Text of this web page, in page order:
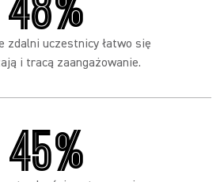
zdalni uczestnicy łatwo się
i tracą zaangażowanie.
45%